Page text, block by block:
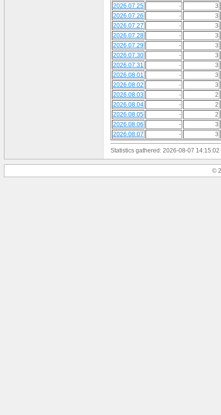
2026.07.25
-
3
2026.07.26
-
3
2026.07.27
-
3
2026.07.28
-
3
2026.07.29
-
3
2026.07.30
-
3
2026.07.31
-
3
2026.08.01
-
3
2026.08.02
-
3
2026.08.03
-
2
2026.08.04
-
2
2026.08.05
-
2
2026.08.06
-
3
2026.08.07
- 3
Statistics gathered: 2026-08-07 14:15:02
©